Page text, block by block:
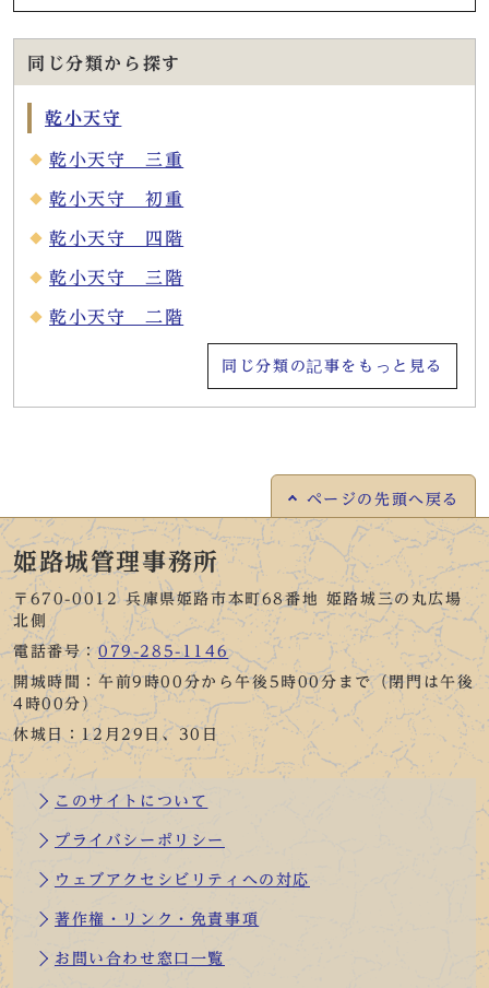
同じ分類から探す
乾小天守
乾小天守 三重
乾小天守 初重
乾小天守 四階
乾小天守 三階
乾小天守 二階
同じ分類の記事をもっと見る
ページの 先頭へ戻る
姫路城管理事務所
〒670-0012 兵庫県姫路市本町68番地 姫路城三の丸広場
北側
電話番号：079-285-1146
開城時間：午前9時00分から午後5時00分まで（閉門は午後
4時00分）
休城日：12月29日、30日
このサイトについて
プライバシーポリシー
ウェブアクセシビリティへの対応
著作権・リンク・免責事項
お問い合わせ窓口一覧